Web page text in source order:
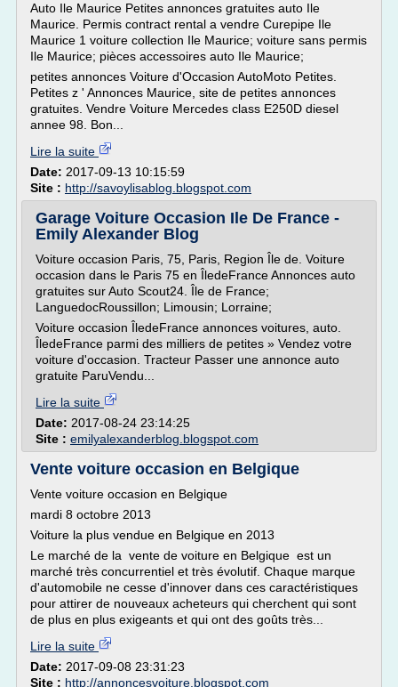
Auto Ile Maurice Petites annonces gratuites auto Ile
Maurice. Permis contract rental a vendre Curepipe Ile
Maurice 1 voiture collection Ile Maurice; voiture sans permis
Ile Maurice; pièces accessoires auto Ile Maurice;
petites annonces Voiture d'Occasion AutoMoto Petites.
Petites z ' Annonces Maurice, site de petites annonces
gratuites. Vendre Voiture Mercedes class E250D diesel
annee 98. Bon...
Lire la suite
Date: 2017-09-13 10:15:59
Site : http://savoylisablog.blogspot.com
Garage Voiture Occasion Ile De France -
Emily Alexander Blog
Voiture occasion Paris, 75, Paris, Region Île de. Voiture
occasion dans le Paris 75 en ÎledeFrance Annonces auto
gratuites sur Auto Scout24. Île de France;
LanguedocRoussillon; Limousin; Lorraine;
Voiture occasion ÎledeFrance annonces voitures, auto.
ÎledeFrance parmi des milliers de petites » Vendez votre
voiture d'occasion. Tracteur Passer une annonce auto
gratuite ParuVendu...
Lire la suite
Date: 2017-08-24 23:14:25
Site : emilyalexanderblog.blogspot.com
Vente voiture occasion en Belgique
Vente voiture occasion en Belgique
mardi 8 octobre 2013
Voiture la plus vendue en Belgique en 2013
Le marché de la vente de voiture en Belgique est un
marché très concurrentiel et très évolutif. Chaque marque
d'automobile ne cesse d'innover dans ces caractéristiques
pour attirer de nouveaux acheteurs qui cherchent qui sont
de plus en plus exigeants et qui ont des goûts très...
Lire la suite
Date: 2017-09-08 23:31:23
Site : http://annoncesvoiture.blogspot.com